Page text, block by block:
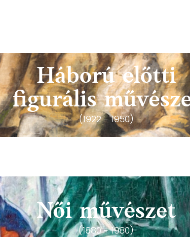
Háború előtti
figurális
(1922 - 1950)
Női művészet
(1880 - 1980)